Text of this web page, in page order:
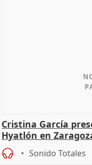
Cristina García
Hyatlón en
Sonido Totales